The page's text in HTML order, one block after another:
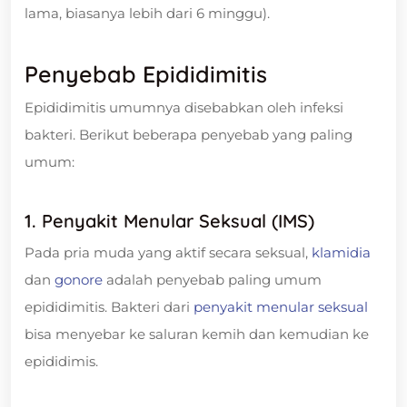
lama, biasanya lebih dari 6 minggu).
Penyebab Epididimitis
Epididimitis umumnya disebabkan oleh infeksi
bakteri. Berikut beberapa penyebab yang paling
umum:
1. Penyakit Menular Seksual (IMS)
Pada pria muda yang aktif secara seksual, klamidia
dan gonore adalah penyebab paling umum
epididimitis. Bakteri dari penyakit menular seksual
bisa menyebar ke saluran kemih dan kemudian ke
epididimis.